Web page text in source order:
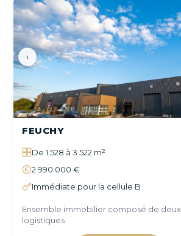
‹
FEUCHY
De 1 528 à 3 522 m²
2 990 000 €
Immédiate pour la cellule B
Ensemble immobilier composé de
logistiques